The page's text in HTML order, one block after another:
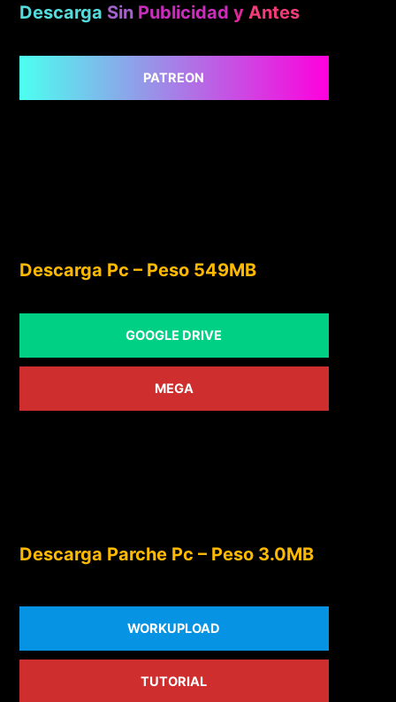
Descarga Sin Publicidad y Antes
PATREON
Descarga Pc – Peso 549MB
GOOGLE DRIVE
MEGA
Descarga Parche Pc – Peso 3.0MB
WORKUPLOAD
TUTORIAL